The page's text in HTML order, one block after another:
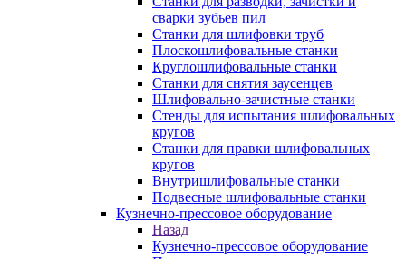
сварки зубьев пил
Станки для шлифовки труб
Плоскошлифовальные станки
Круглошлифовальные станки
Станки для снятия заусенцев
Шлифовально-зачистные станки
Стенды для испытания шлифовальных
кругов
Станки для правки шлифовальных
кругов
Внутришлифовальные станки
Подвесные шлифовальные станки
Кузнечно-прессовое оборудование
Назад
Кузнечно-прессовое оборудование